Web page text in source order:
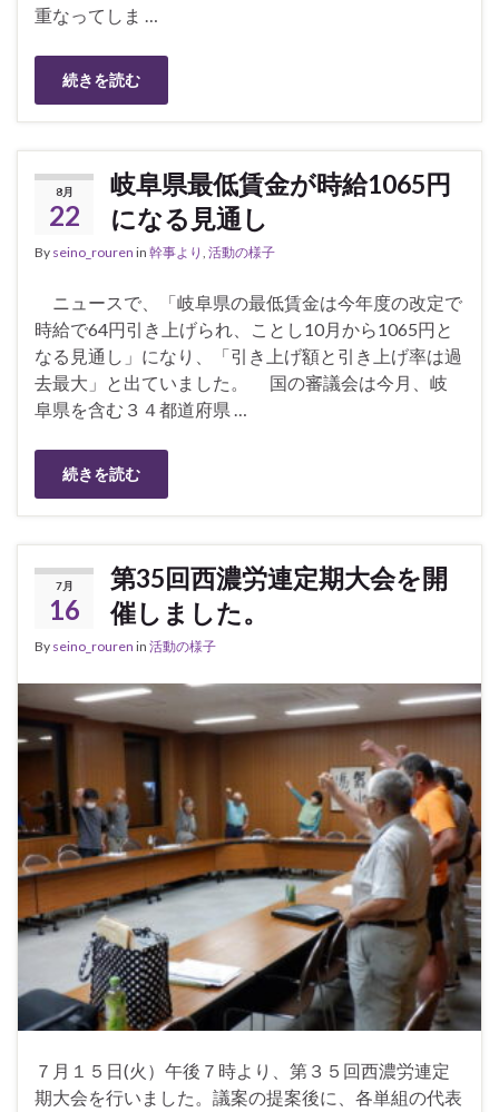
重なってしま …
続きを読む
8月
22
岐阜県最低賃金が時給1065円
になる見通し
By seino_rouren in 幹事より 活動の様子
ニュースで、「岐阜県の最低賃金は今年度の改定で
時給で64円引き上げられ、ことし10月から1065円と
なる見通し」になり、「引き上げ額と引き上げ率は過
去最大」と出ていました。 国の審議会は今月、岐
阜県を含む３４都道府県 …
続きを読む
7月
16
第35回西濃労連定期大会を開
催しました。
By seino_rouren in 活動の様子
７月１５日(火）午後７時より、第３５回西濃労連定
期大会を行いました。議案の提案後に、各単組の代表